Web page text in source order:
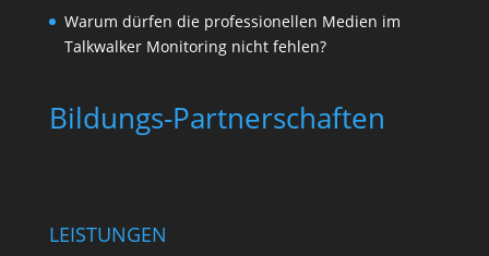
Warum dürfen die professionellen Medien im
Talkwalker Monitoring nicht fehlen?
Bildungs-Partnerschaften
LEISTUNGEN